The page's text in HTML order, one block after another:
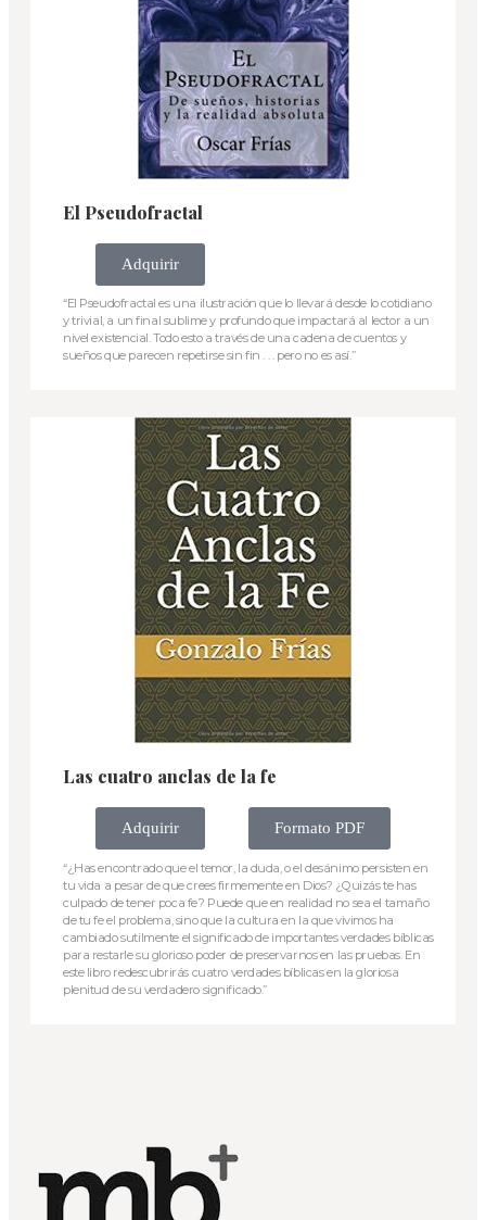
El Pseudofractal
Adquirir
“El Pseudofractal es una ilustración que lo llevará desde lo cotidiano
y trivial, a un final sublime y profundo que impactará al lector a un
nivel existencial. Todo esto a través de una cadena de cuentos y
sueños que parecen repetirse sin fin . . . pero no es así.”
Las cuatro anclas de la fe
Adquirir Formato PDF
“¿Has encontrado que el temor, la duda, o el desánimo persisten en
tu vida a pesar de que crees firmemente en Dios? ¿Quizás te has
culpado de tener poca fe? Puede que en realidad no sea el tamaño
de tu fe el problema, sino que la cultura en la que vivimos ha
cambiado sutilmente el significado de importantes verdades bíblicas
para restarle su glorioso poder de preservarnos en las pruebas. En
este libro redescubrirás cuatro verdades bíblicas en la gloriosa
plenitud de su verdadero significado.”